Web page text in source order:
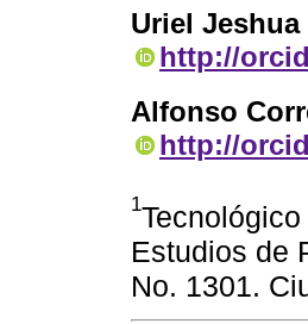
Uriel Jeshua
http://
Alfonso
http://
1
Estudios de
No. 1301.